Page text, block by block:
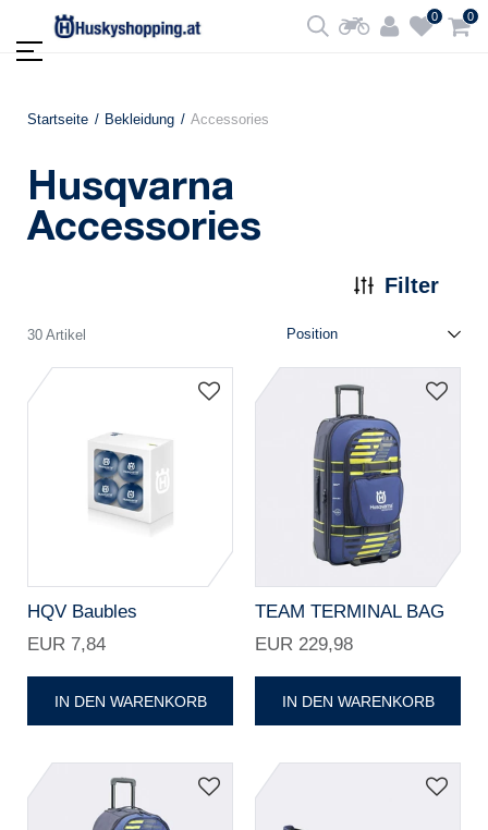
0 0
Startseite Bekleidung Accessories
Husqvarna
Accessories
Filter
30 Artikel
HQV Baubles
EUR 7,84
IN DEN WARENKORB
TEAM TERMINAL BAG
EUR 229,98
IN DEN WARENKORB